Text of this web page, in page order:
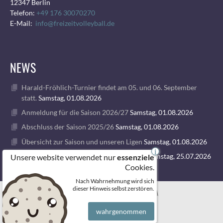
12347 Berlin
Telefon: +49 176 30070270
E-Mail: info@freizeitvolleyball.de
NEWS
Harald-Fröhlich-Turnier findet am 05. und 06. September
statt. Samstag, 01.08.2026
Anmeldung für die Saison 2026/27Samstag, 01.08.2026
Abschluss der Saison 2025/26Samstag, 01.08.2026
Übersicht zur Saison und unseren Ligen Samstag, 01.08.2026
1. VOLLEY GODS SUMMER CAMP 2026 Samstag, 25.07.2026
© 2026 FREIZEITVOLLEYBALL BERLIN
Unsere website verwendet nuressenziele
Cookies.
Nach Wahrnehmung wird sich
dieser Hinweis selbst zerstören.
i
wahrgenommen